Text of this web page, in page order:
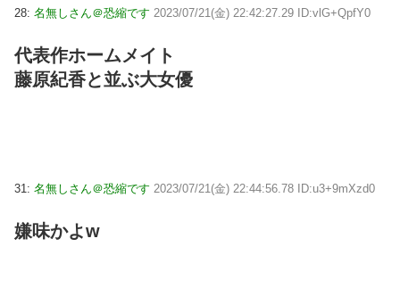
28: 名無しさん＠恐縮です 2023/07/21(金) 22:42:27.29 ID:vlG+QpfY0
代表作ホームメイト
藤原紀香と並ぶ大女優
31: 名無しさん＠恐縮です 2023/07/21(金) 22:44:56.78 ID:u3+9mXzd0
嫌味かよw